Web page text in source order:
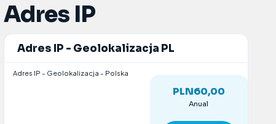
Adres IP
Adres IP - Geolokalizacja PL
Adres IP - Geolokalizacja - Polska
PLN60,00
Anual